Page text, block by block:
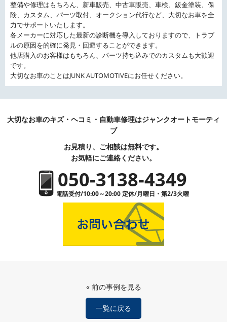
整備や修理はもちろん、新車販売、中古車販売、車検、鈑金塗装、保
険、カスタム、パーツ取付、オークション代行など、大切なお車を全
力でサポートいたします。
各メーカーに対応した最新の診断機を導入しておりますので、トラブ
ルの原因を的確に発見・回避することができます。
他店購入のお客様はもちろん、パーツ持ち込みでのカスタムも大歓迎
です。
大切なお車のことはJUNK AUTOMOTIVEにお任せください。
大切なお車のキズ・ヘコミ・自動車修理はジャンクオートモーティ
ブ
お見積り、ご相談は無料です。
お気軽にご連絡ください。
050-3138-4349
電話受付/10:00～20:00 定休/月曜日・第2/3火曜
« 前の事例を見る
一覧に戻る